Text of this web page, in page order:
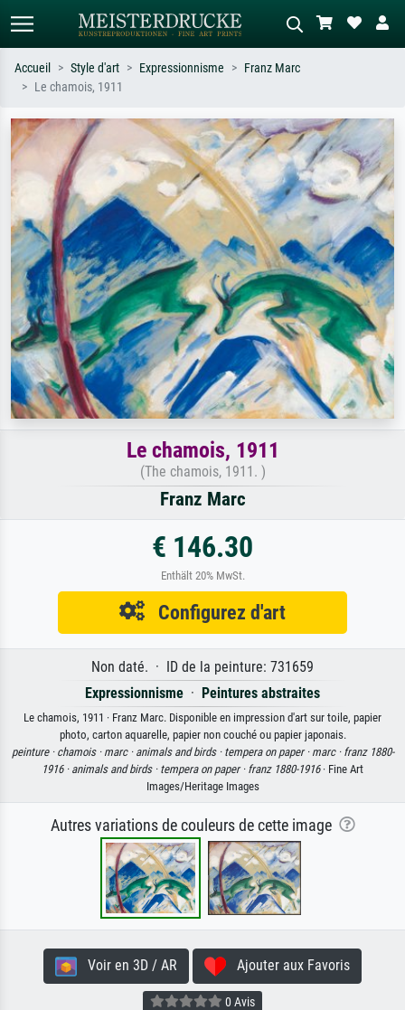
Recherchez par artiste, titre ou style –
ex. Monet, Nuit étoilée,
impressionnisme, vague de Hokusai,
Décrivez la scène – ex. prairie verte,
abstrait avec beaucoup de rouge,
tableau sombre, nu debout près d'un
arbre.
Accueil Style d'art Expressionnisme
Franz Marc
Le chamois, 1911
Le chamois, 1911
(The chamois, 1911. )
Franz Marc
€ 146.30
Enthält 20% MwSt.
Configurez d'art
Non daté. · ID de la peinture: 731659
Expressionnisme · Peintures abstraites
Le chamois, 1911 · Franz Marc. Disponible en impression d'art sur toile, papier
photo, carton aquarelle, papier non couché ou papier japonais.
peinture · chamois · marc · animals and birds · tempera on paper · marc · franz 1880-
1916 · animals and birds · tempera on paper · franz 1880-1916· Fine Art
Images/Heritage Images
Autres variations de couleurs de cette image
Voir en 3D / AR Ajouter aux Favoris
0 Avis